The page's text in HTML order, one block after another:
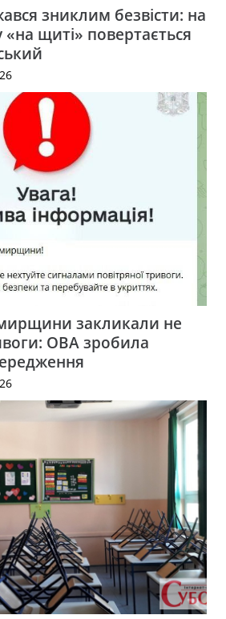
зниклим безвісти: на
щиті» повертається
закликали не
ОВА зробила